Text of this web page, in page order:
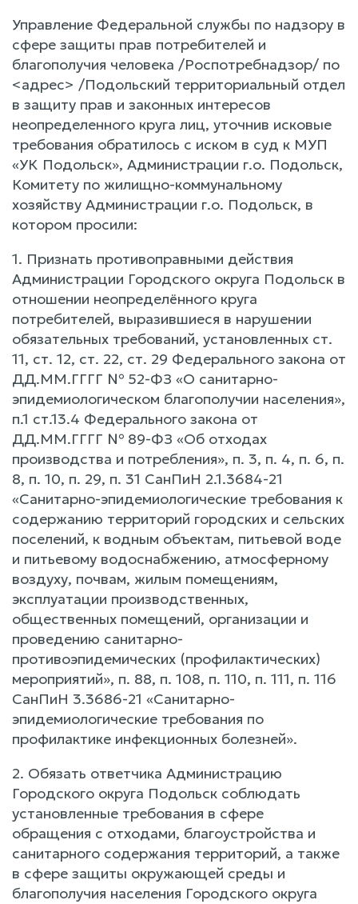
Управление Федеральной службы по надзору в
сфере защиты прав потребителей и
благополучия человека /Роспотребнадзор/ по
<адрес> /Подольский территориальный отдел
в защиту прав и законных интересов
неопределенного круга лиц, уточнив исковые
требования обратилось с иском в суд к МУП
«УК Подольск», Администрации г.о. Подольск,
Комитету по жилищно-коммунальному
хозяйству Администрации г.о. Подольск, в
котором просили:
1. Признать противоправными действия
Администрации Городского округа Подольск в
отношении неопределённого круга
потребителей, выразившиеся в нарушении
обязательных требований, установленных ст.
11, ст. 12, ст. 22, ст. 29 Федерального закона от
ДД.ММ.ГГГГ № 52-ФЗ «О санитарно-
эпидемиологическом благополучии населения»,
п.1 ст.13.4 Федерального закона от
ДД.ММ.ГГГГ № 89-ФЗ «Об отходах
производства и потребления», п. 3, п. 4, п. 6, п.
8, п. 10, п. 29, п. 31 СанПиН 2.1.3684-21
«Санитарно-эпидемиологические требования к
содержанию территорий городских и сельских
поселений, к водным объектам, питьевой воде
и питьевому водоснабжению, атмосферному
воздуху, почвам, жилым помещениям,
эксплуатации производственных,
общественных помещений, организации и
проведению санитарно-
противоэпидемических (профилактических)
мероприятий», п. 88, п. 108, п. 110, п. 111, п. 116
СанПиН 3.3686-21 «Санитарно-
эпидемиологические требования по
профилактике инфекционных болезней».
2. Обязать ответчика Администрацию
Городского округа Подольск соблюдать
установленные требования в сфере
обращения с отходами, благоустройства и
санитарного содержания территорий, а также
в сфере защиты окружающей среды и
благополучия населения Городского округа